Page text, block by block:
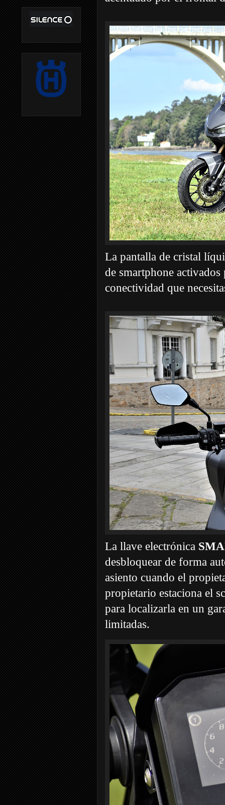
La pantalla de cristal
de smartphone
conectividad que
La llave electrónica
desbloquear de forma
asiento cuando el
propietario estaciona el
para localizarla en un
limitadas.